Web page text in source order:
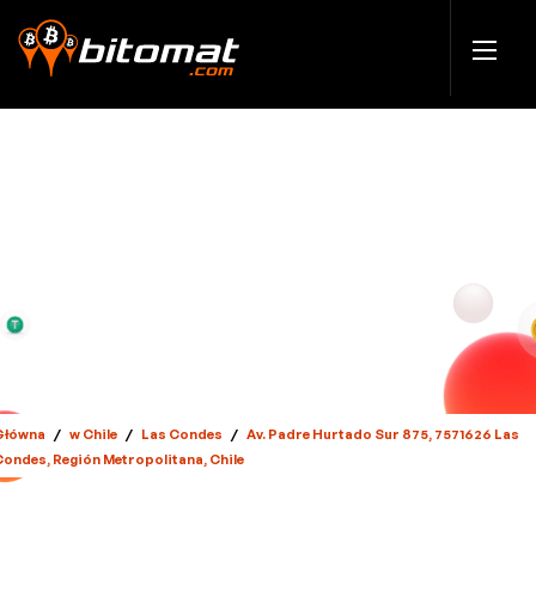
/ w Chile / Las Condes / Av. Padre Hurtado Sur 875, 7571626 Las
Región Metropolitana, Chile